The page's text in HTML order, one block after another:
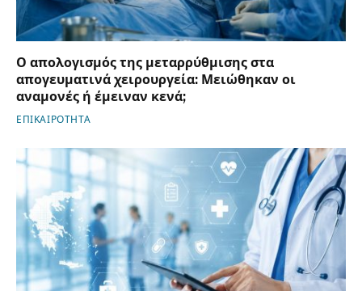
Ο απολογισμός της μεταρρύθμισης στα
απογευματινά χειρουργεία: Μειώθηκαν οι
αναμονές ή έμειναν κενά;
ΕΠΙΚΑΙΡΟΤΗΤΑ